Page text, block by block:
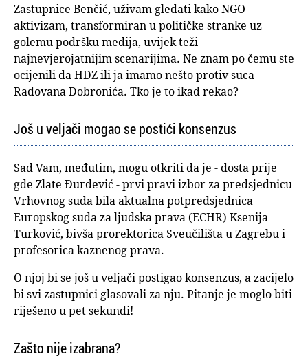
Zastupnice Benčić, uživam gledati kako NGO
aktivizam, transformiran u političke stranke uz
golemu podršku medija, uvijek teži
najnevjerojatnijim scenarijima. Ne znam po čemu ste
ocijenili da HDZ ili ja imamo nešto protiv suca
Radovana Dobronića. Tko je to ikad rekao?
Još u veljači mogao se postići konsenzus
Sad Vam, međutim, mogu otkriti da je - dosta prije
gđe Zlate Đurđević - prvi pravi izbor za predsjednicu
Vrhovnog suda bila aktualna potpredsjednica
Europskog suda za ljudska prava (ECHR) Ksenija
Turković, bivša prorektorica Sveučilišta u Zagrebu i
profesorica kaznenog prava.
O njoj bi se još u veljači postigao konsenzus, a zacijelo
bi svi zastupnici glasovali za nju. Pitanje je moglo biti
riješeno u pet sekundi!
Zašto nije izabrana?